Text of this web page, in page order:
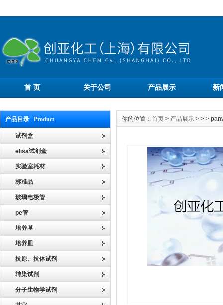
首 页 关于公司 产品展示 新
产品目录 Product
试剂盒
elisa试剂盒
实验室耗材
标准品
玻璃电极管
pe管
培养基
培养皿
抗原、抗体试剂
转染试剂
分子生物学试剂
你的位置： 首页 > 产品展示 > > >